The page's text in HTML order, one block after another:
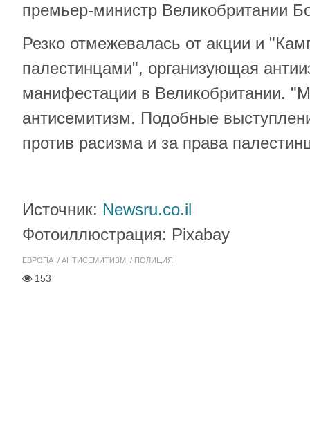
премьер-министр Великобритании
Резко отмежевалась от акции и
палестинцами", организующая
манифестации в Великобритании.
антисемитизм. Подобные
против расизма и за права
Источник: Newsru.co.il
Фотоиллюстрация: Pixabay
ЕВРОПА АНТИСЕМИТИЗМ ПОЛИЦИЯ
153